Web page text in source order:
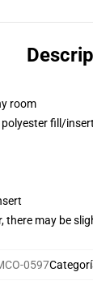
room
fill/insert
may be
0597